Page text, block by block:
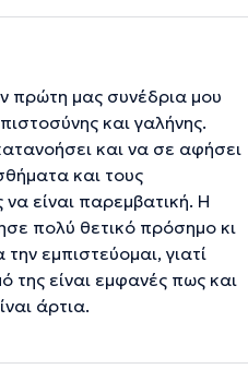
πρώτη μας συνέδρια μου
και γαλήνης.
και να σε αφήσει
και τους
είναι παρεμβατική. Η
πολύ θετικό πρόσημο κι
εμπιστεύομαι, γιατί
της είναι εμφανές πως και
άρτια.